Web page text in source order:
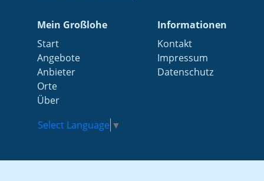
Mein Großlohe
Start
Angebote
Anbieter
Orte
Über
Informationen
Kontakt
Impressum
Datenschutz
Select Language ▼